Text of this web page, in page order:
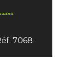
7068